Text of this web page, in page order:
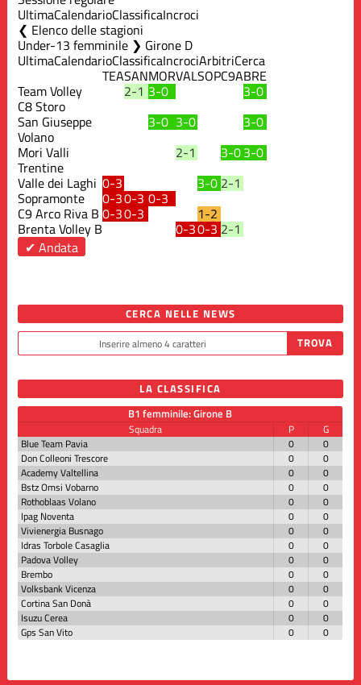
UltimaCalendarioClassificaIncroci
Elenco delle stagioni
Under-13 femminile ❯ Girone D
UltimaCalendarioClassificaIncrociArbitriCerca
TEASANMORVALSOPC9ABRE
Team Volley
C8 Storo
2-1 3-0
3-0
San Giuseppe
Volano
3-0 3-0
3-0
Mori Valli
Trentine
2-1 3-03-0
Valle dei Laghi 0-3 3-0 2-1
Sopramonte 0-30-3 0-3
C9 Arco Riva B 0-30-3 1-2
Brenta Volley B 0-30-3 2-1
✔ Andata
CERCA NELLE NEWS
LA CLASSIFICA
B1 femminile: Girone B
Squadra P
G
Blue Team Pavia
0
0
Don Colleoni Trescore
0
0
Academy Valtellina
0
0
Bstz Omsi Vobarno
0
0
Rothoblaas Volano
0
0
Ipag Noventa
0
0
Vivienergia Busnago
0
0
Idras Torbole Casaglia
0
0
Padova Volley
0
0
Brembo
0
0
Volksbank Vicenza
0
0
Cortina San Donà
0
0
Isuzu Cerea
0
0
Gps San Vito
0 0